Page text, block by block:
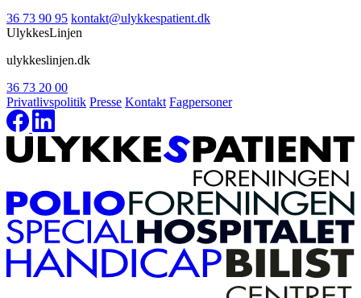
36 73 90 95 kontakt@ulykkespatient.dk
UlykkesLinjen
ulykkeslinjen.dk
36 73 20 00
Privatlivspolitik Presse Kontakt Fagpersoner